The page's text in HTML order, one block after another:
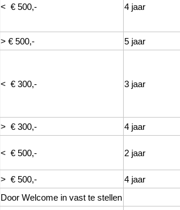
<  € 500,- 4 jaar
> € 500,- 5 jaar
<  € 300,- 3 jaar
>  € 300,-
4 jaar
<  € 500,- 2 jaar
>  € 500,-
4 jaar
Door Welcome in vast te stellen